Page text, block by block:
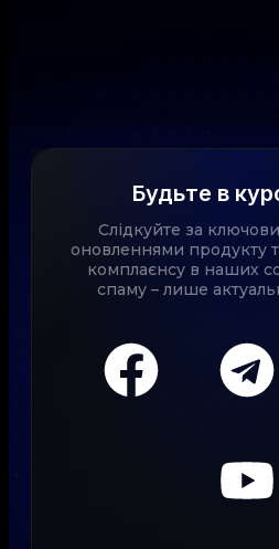
Будьте в
Слідкуйте за
оновленнями продукту
комплаєнсу в наших
спаму – лише